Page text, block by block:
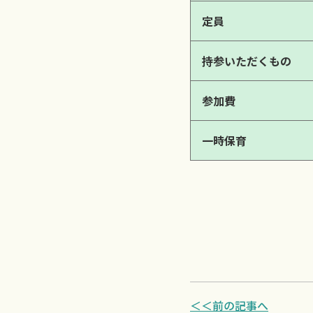
定員
持参いただくもの
参加費
一時保育
＜＜前の記事へ